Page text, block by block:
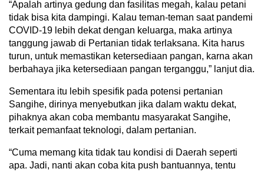
“Apalah artinya gedung dan fasilitas megah, kalau petani
tidak bisa kita dampingi. Kalau teman-teman saat pandemi
COVID-19 lebih dekat dengan keluarga, maka artinya
tanggung jawab di Pertanian tidak terlaksana. Kita harus
turun, untuk memastikan ketersediaan pangan, karna akan
berbahaya jika ketersediaan pangan terganggu,” lanjut dia.
Sementara itu lebih spesifik pada potensi pertanian
Sangihe, dirinya menyebutkan jika dalam waktu dekat,
pihaknya akan coba membantu masyarakat Sangihe,
terkait pemanfaat teknologi, dalam pertanian.
“Cuma memang kita tidak tau kondisi di Daerah seperti
apa. Jadi, nanti akan coba kita push bantuannya, tentu